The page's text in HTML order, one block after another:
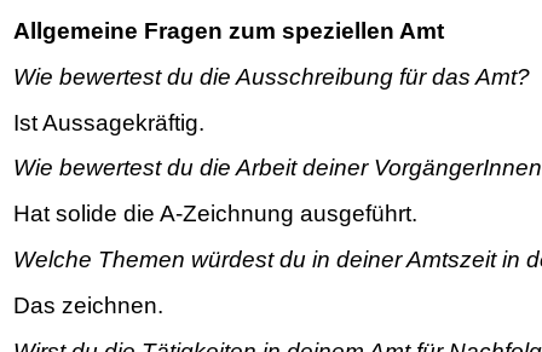
Allgemeine Fragen zum speziellen Amt
Wie bewertest du die Ausschreibung für das Amt?
Ist Aussagekräftig.
Wie bewertest du die Arbeit deiner
Hat solide die A-Zeichnung ausgeführt.
Welche Themen würdest du in deiner Amtszeit in
Das zeichnen.